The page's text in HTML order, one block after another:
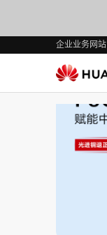
企业业务网站